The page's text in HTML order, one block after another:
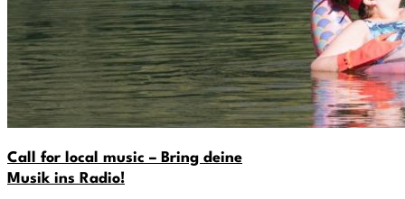
Call for local music – Bring deine
Musik ins Radio!